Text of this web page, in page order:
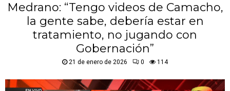
Medrano: “Tengo videos de Camacho,
la gente sabe, debería estar en
tratamiento, no jugando con
Gobernación”
21 de enero de 2026 0 114